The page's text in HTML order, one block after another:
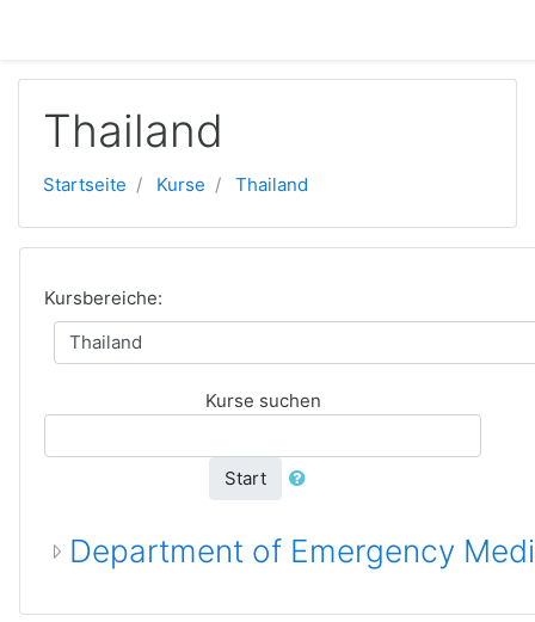
Thailand
Startseite Kurse Thailand
Kursbereiche:
Kurse suchen
Start
Department of Emergency